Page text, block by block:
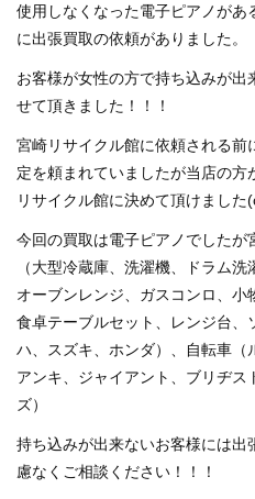
お問い合わせ
高額買取実績
格安！店頭販売商品
お知らせNEWS
使用しなくなった電子ピアノが
に出張買取の依頼がありました。
お客様が女性の方で持ち込みが
せて頂きました！！！
宮崎リサイクル館に依頼される前
定を頼まれていましたが当店の
リサイクル館に決めて頂けまし
今回の買取は電子ピアノでしたが
（大型冷蔵庫、洗濯機、ドラム洗
オーブンレンジ、ガスコンロ、小
食卓テーブルセット、レンジ台、
ハ、スズキ、ホンダ）、自転車
アンキ、ジャイアント、ブリヂス
ズ）
持ち込みが出来ないお客様には出
慮なくご相談ください！！！